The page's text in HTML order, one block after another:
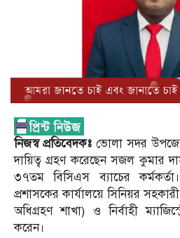
নিজস্ব প্রতিবেদকঃভোলা সদর
দায়িত্ব গ্রহণ করেছেন সজল কুমার
৩৭তম বিসিএস ব্যাচের
প্রশাসকের কার্যালয়ে সিনিয়র
অধিগ্রহণ শাখা) ও নির্বাহী
করেন।